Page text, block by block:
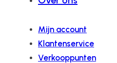
Mijn account
Klantenservice
Verkooppunten